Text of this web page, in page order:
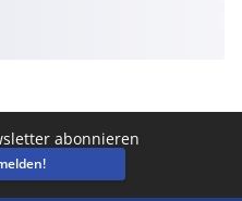
abonnieren